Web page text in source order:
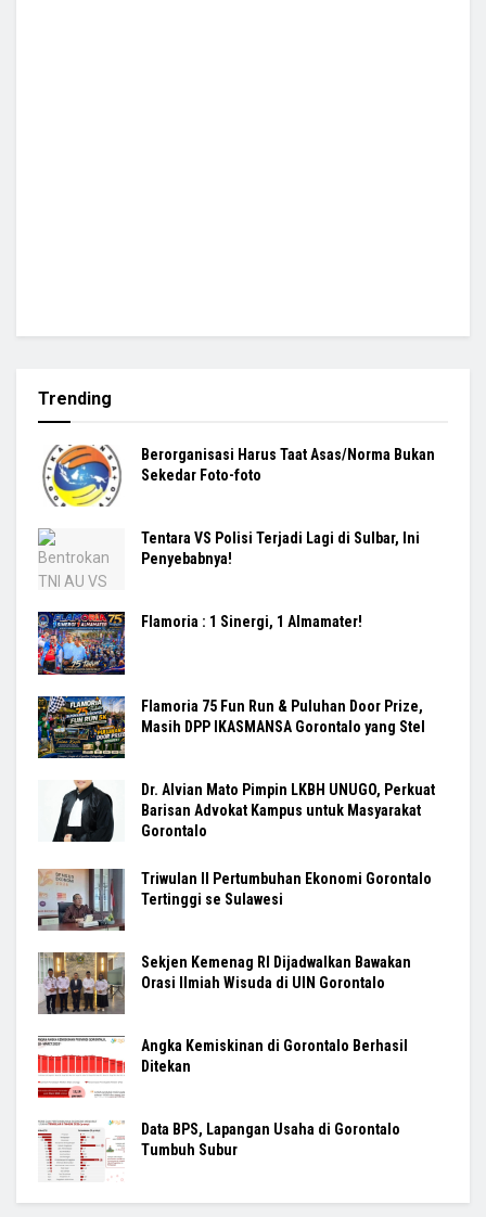
Trending
Berorganisasi Harus Taat Asas/Norma Bukan
Sekedar Foto-foto
Tentara VS Polisi Terjadi Lagi di Sulbar, Ini
Penyebabnya!
Flamoria : 1 Sinergi, 1 Almamater!
Flamoria 75 Fun Run & Puluhan Door Prize,
Masih DPP IKASMANSA Gorontalo yang Stel
Dr. Alvian Mato Pimpin LKBH UNUGO, Perkuat
Barisan Advokat Kampus untuk Masyarakat
Gorontalo
Triwulan II Pertumbuhan Ekonomi Gorontalo
Tertinggi se Sulawesi
Sekjen Kemenag RI Dijadwalkan Bawakan
Orasi Ilmiah Wisuda di UIN Gorontalo
Angka Kemiskinan di Gorontalo Berhasil
Ditekan
Data BPS, Lapangan Usaha di Gorontalo
Tumbuh Subur